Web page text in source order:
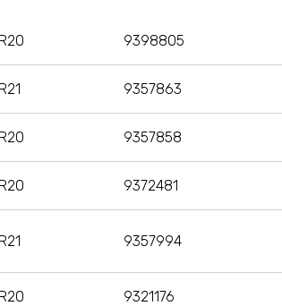
9398805
9357863
9357858
9372481
9357994
9321176